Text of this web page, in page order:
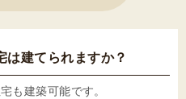
は建てられますか？
も建築可能です。